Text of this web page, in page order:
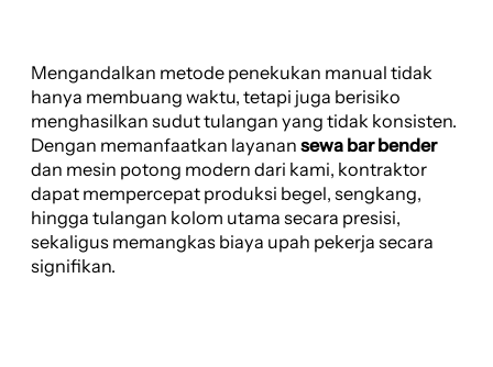
Mengandalkan metode penekukan manual tidak
hanya membuang waktu, tetapi juga berisiko
menghasilkan sudut tulangan yang tidak konsisten.
Dengan memanfaatkan layanan sewa bar bender
dan mesin potong modern dari kami, kontraktor
dapat mempercepat produksi begel, sengkang,
hingga tulangan kolom utama secara presisi,
sekaligus memangkas biaya upah pekerja secara
signifikan.